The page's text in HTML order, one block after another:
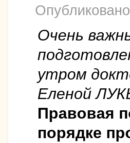
Очень
утром
Еленой
Правовая
порядке